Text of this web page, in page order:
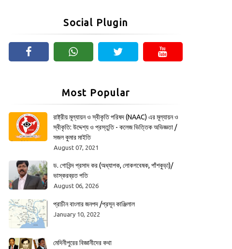
Social Plugin
Most Popular
রাষ্ট্রীয় মূল্যায়ন ও স্বীকৃতি পরিষদ (NAAC) এর মূল্যায়ন ও
স্বীকৃতি: উদ্দেশ্য ও প্রস্তুতি - কলেজ ভিত্তিক অভিজ্ঞতা /
সজল কুমার মাইতি
August 07, 2021
ড. গোবিন্দ প্রসাদ কর (অধ্যাপক, লোকগবেষক, পাঁশকুড়া)/
ভাস্করব্রত পতি
August 06, 2026
প্রাচীন বাংলার জনপদ /প্রসূন কাঞ্জিলাল
January 10, 2022
মেদিনীপুরের বিজ্ঞানীদের কথা